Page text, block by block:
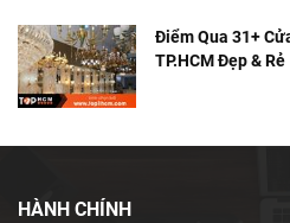
Điểm Qua 31+
TP.HCM Đẹp & Rẻ
HÀNH CHÍNH